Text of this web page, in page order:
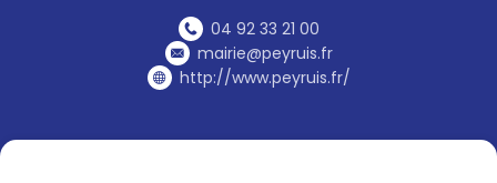
04 92 33 21 00
mairie@peyruis.fr
http://www.peyruis.fr/